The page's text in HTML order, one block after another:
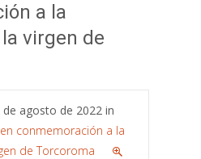
a la
virgen de
de agosto de 2022 in
conmemoración a la
de Torcoroma